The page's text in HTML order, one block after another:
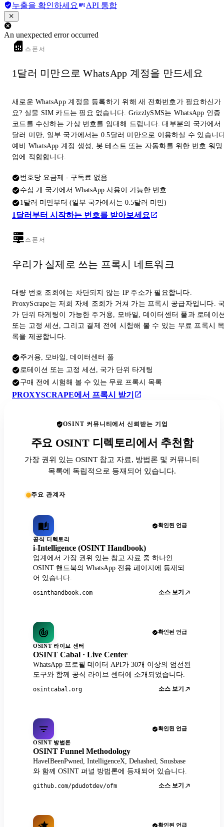
누출을 확인하세요 API 통합
An unexpected error occurred
스폰서
1달러 미만으로 WhatsApp 계정을 만드세요
새로운 WhatsApp 계정을 등록하기 위해 새 전화번호가 필요하신가
요? 실물 SIM 카드는 필요 없습니다. GrizzlySMS는 WhatsApp 인증
코드를 수신하는 가상 번호를 임대해 드립니다. 대부분의 국가에서
달러 미만, 일부 국가에서는 0.5달러 미만으로 이용하실 수 있습니
예비 WhatsApp 계정 생성, 봇 테스트 또는 자동화를 위한 번호 워밍
업에 적합합니다.
번호당 요금제 - 구독료 없음
수십 개 국가에서 WhatsApp 사용이 가능한 번호
1달러 미만부터 (일부 국가에서는 0.5달러 미만)
1달러부터 시작하는 번호를 받아보세요
스폰서
우리가 실제로 쓰는 프록시 네트워크
대량 번호 조회에는 차단되지 않는 IP 주소가 필요합니다.
ProxyScrape는 저희 자체 조회가 거쳐 가는 프록시 공급자입니다.
가 단위 타게팅이 가능한 주거용, 모바일, 데이터센터 풀과 로테이
또는 고정 세션, 그리고 결제 전에 시험해 볼 수 있는 무료 프록시
록을 제공합니다.
주거용, 모바일, 데이터센터 풀
로테이션 또는 고정 세션, 국가 단위 타게팅
구매 전에 시험해 볼 수 있는 무료 프록시 목록
PROXYSCRAPE에서 프록시 받기
OSINT 커뮤니티에서 신뢰받는 기업
주요 OSINT 디렉토리에서 추천함
가장 권위 있는 OSINT 참고 자료, 방법론 및 커뮤니티
목록에 독립적으로 등재되어 있습니다.
주요 관계자
확인된 언급
공식 디렉토리
i-Intelligence (OSINT Handbook)
업계에서 가장 권위 있는 참고 자료 중 하나인
OSINT 핸드북의 WhatsApp 전용 페이지에 등재되
어 있습니다.
osinthandbook.com 소스 보기
확인된 언급
OSINT 라이브 센터
OSINT Cabal · Live Center
WhatsApp 프로필 데이터 API가 30개 이상의 엄선된
도구와 함께 공식 라이브 센터에 소개되었습니다.
osintcabal.org 소스 보기
확인된 언급
OSINT 방법론
OSINT Funnel Methodology
HaveIBeenPwned, IntelligenceX, Dehashed, Snusbase
와 함께 OSINT 퍼널 방법론에 등재되어 있습니다.
github.com/pdudotdev/ofm 소스 보기
확인된 언급